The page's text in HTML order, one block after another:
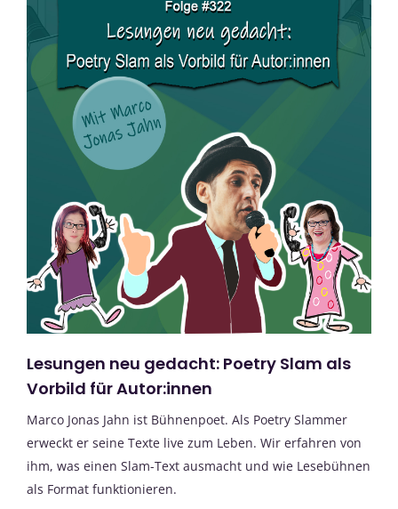
Lesungen neu gedacht: Poetry Slam als
Vorbild für Autor:innen
Marco Jonas Jahn ist Bühnenpoet. Als Poetry Slammer
erweckt er seine Texte live zum Leben. Wir erfahren von
ihm, was einen Slam-Text ausmacht und wie Lesebühnen
als Format funktionieren.